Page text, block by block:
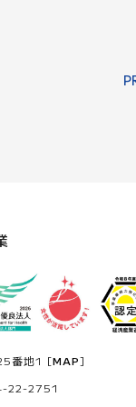
番地1 [MAP]
22-2751